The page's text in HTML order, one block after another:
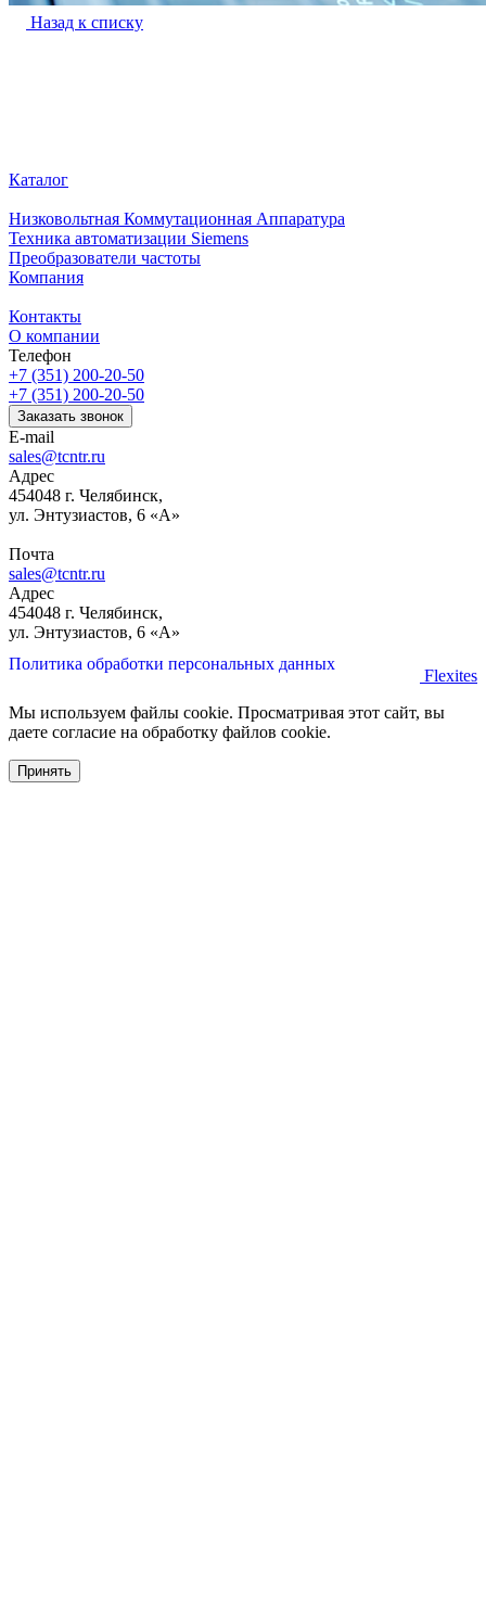
Назад к списку
Каталог
Низковольтная Коммутационная Аппаратура
Техника автоматизации Siemens
Преобразователи частоты
Компания
Контакты
О компании
Телефон
+7 (351) 200-20-50
+7 (351) 200-20-50
Заказать звонок
E-mail
sales@tcntr.ru
Адрес
454048 г. Челябинск,
ул. Энтузиастов, 6 «А»
Почта
sales@tcntr.ru
Адрес
454048 г. Челябинск,
ул. Энтузиастов, 6 «А»
Политика обработки персональных данных
Flexites
Мы используем файлы cookie. Просматривая этот сайт, вы
даете согласие на обработку файлов cookie.
Принять